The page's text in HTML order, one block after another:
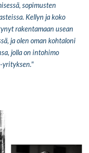
sopimusten
Kellyn ja koko
rakentamaan usean
ja olen oman kohtaloni
jolla on intohimo
yrityksen."